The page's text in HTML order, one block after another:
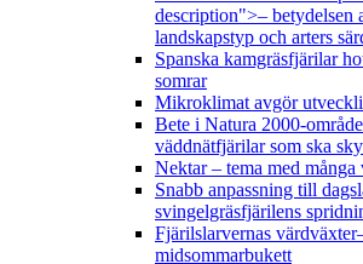
description">– betydelsen
landskapstyp och arters
Spanska kamgräsfjärilar
somrar
Mikroklimat avgör
Bete i Natura 2000-
väddnätfjärilar som ska
Nektar – tema med många
Snabb anpassning till
svingelgräsfjärilens
Fjärilslarvernas
midsommarbukett